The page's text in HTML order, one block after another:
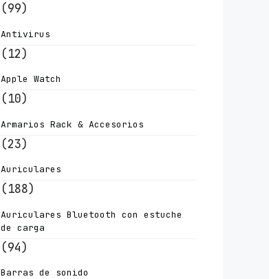
(99)
Antivirus
(12)
Apple Watch
(10)
Armarios Rack & Accesorios
(23)
Auriculares
(188)
Auriculares Bluetooth con estuche
de carga
(94)
Barras de sonido